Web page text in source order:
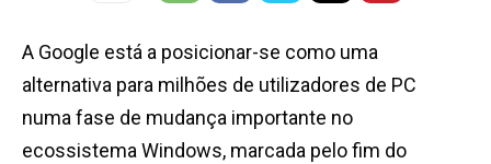
A Google está a posicionar-se como uma
alternativa para milhões de utilizadores de PC
numa fase de mudança importante no
ecossistema Windows, marcada pelo fim do